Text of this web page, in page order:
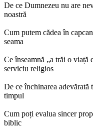
De ce Dumnezeu nu are
noastră
Cum putem cădea în
seama
Ce înseamnă „a trăi o viață
serviciu religios
De ce închinarea
timpul
Cum poți evalua sincer
biblic